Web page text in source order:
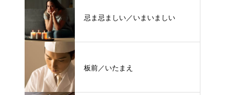
忌ま忌ましい／いまいましい
板前／いたまえ